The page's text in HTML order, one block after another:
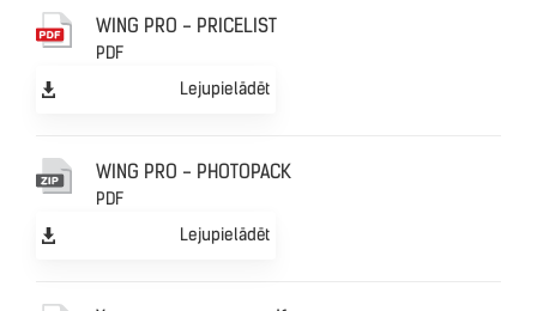
WING PRO - PRICELIST
PDF
Lejupielādēt
WING PRO - PHOTOPACK
PDF
Lejupielādēt